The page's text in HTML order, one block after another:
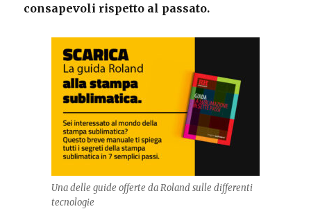
consapevoli rispetto al passato.
Una delle guide offerte da Roland sulle differenti
tecnologie